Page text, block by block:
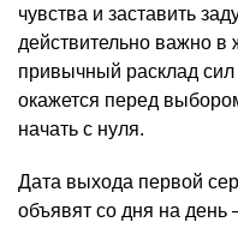
чувства и заставить
действительно важно в
привычный расклад сил
окажется перед
начать с нуля.
Дата выхода первой
объявят со дня на день